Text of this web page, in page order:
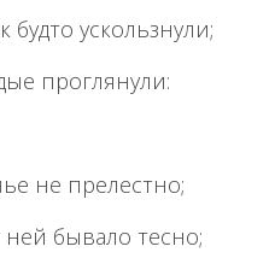
будто ускользнули;
проглянули:
не прелестно;
бывало тесно;